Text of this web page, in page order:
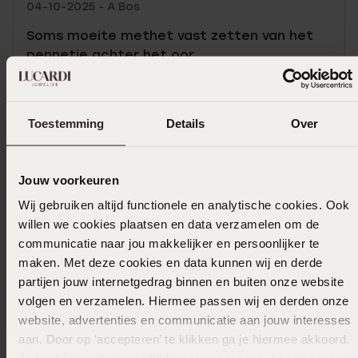
Toestemming Details Over
Jouw voorkeuren
Wij gebruiken altijd functionele en analytische cookies. Ook
willen we cookies plaatsen en data verzamelen om de
communicatie naar jou makkelijker en persoonlijker te
maken. Met deze cookies en data kunnen wij en derde
partijen jouw internetgedrag binnen en buiten onze website
volgen en verzamelen. Hiermee passen wij en derden onze
website, advertenties en communicatie aan jouw interesses
aan. Door op ‘accepteren’ te klikken ga je hiermee akkoord.
04-10-2025 - A Bos
Soms moeite methet vast zetten van het
pennetje achter het oor.
In winkelmandje
Ook leuk voor jou